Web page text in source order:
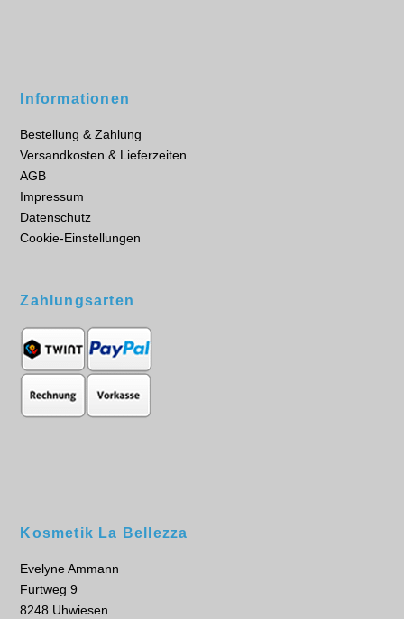
Informationen
Bestellung & Zahlung
Versandkosten & Lieferzeiten
AGB
Impressum
Datenschutz
Cookie-Einstellungen
Zahlungsarten
Kosmetik La Bellezza
Evelyne Ammann
Furtweg 9
8248 Uhwiesen